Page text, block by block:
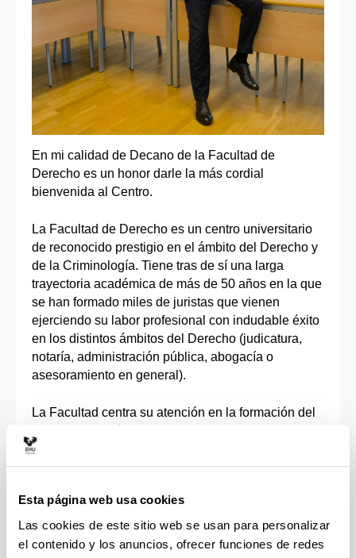
Esta página web usa cookies
Las cookies de este sitio web se usan para personalizar
el contenido y los anuncios, ofrecer funciones de redes
En mi calidad de Decano de la Facultad de
Derecho es un honor darle la más cordial
bienvenida al Centro.
La Facultad de Derecho es un centro universitario
de reconocido prestigio en el ámbito del Derecho y
de la Criminología. Tiene tras de sí una larga
trayectoria académica de más de 50 años en la que
se han formado miles de juristas que vienen
ejerciendo su labor profesional con indudable éxito
en los distintos ámbitos del Derecho (judicatura,
notaría, administración pública, abogacía o
asesoramiento en general).
La Facultad centra su atención en la formación del
parámetros establecidos en el Espacio Europeo de
Educación Superior. Para la consecución de tal
más avanzadas que combinan las enseñanzas
teóricas y prácticas, apoyadas en las tecnologías
de comunicación más avanzadas, y la importante